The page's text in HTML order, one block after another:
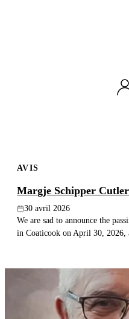
AVIS
Margje Schipper Cutler
30 avril 2026
We are sad to announce the
in Coaticook on April 30, 2026,